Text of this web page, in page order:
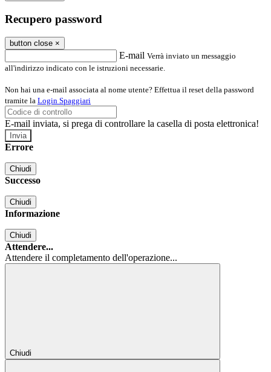
Recupero password
button close ×
E-mail Verrà inviato un messaggio
all'indirizzo indicato con le istruzioni necessarie.
Non hai una e-mail associata al nome utente? Effettua il reset della password
tramite la Login Spaggiari
E-mail inviata, si prega di controllare la casella di posta elettronica!
Errore
Chiudi
Successo
Chiudi
Informazione
Chiudi
Attendere...
Attendere il completamento dell'operazione...
Chiudi